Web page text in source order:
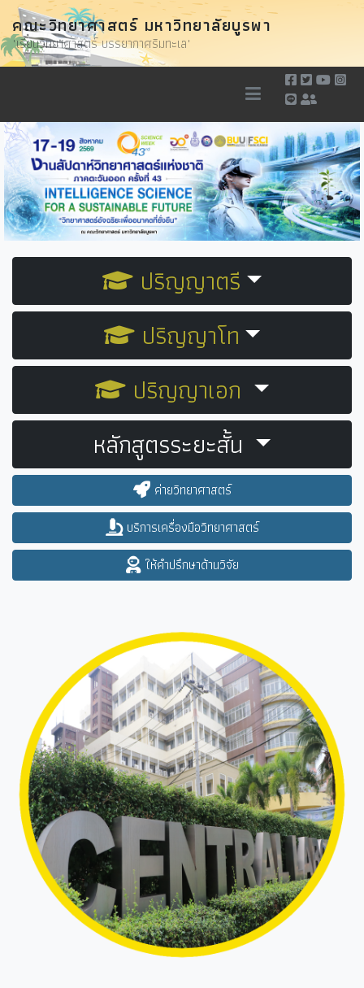
คณะวิทยาศาสตร์ มหาวิทยาลัยบูรพา
"เรียนวิทยาศาสตร์ บรรยากาศริมทะเล"
ปริญญาตรี
ปริญญาโท
ปริญญาเอก
หลักสูตรระยะสั้น
ค่ายวิทยาศาสตร์
บริการเครื่องมือวิทยาศาสตร์
ให้คำปรึกษาด้านวิจัย